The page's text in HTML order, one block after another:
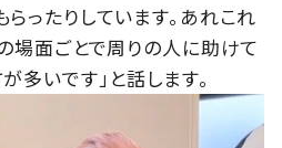
ったりしています。あれこれ
場面ごとで周りの人に助けて
多いです」と話します。